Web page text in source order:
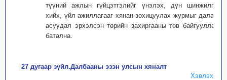
түүний ажлын гүйцэтгэлийг үнэлэх, дүн шинжилгээ
хийх, үйл ажиллагааг хянан зохицуулах журмыг далайн
асуудал эрхэлсэн төрийн захиргааны төв байгууллага
батална.
27 дугаар зүйл.Далбааны эзэн улсын хяналт
Хэвлэх